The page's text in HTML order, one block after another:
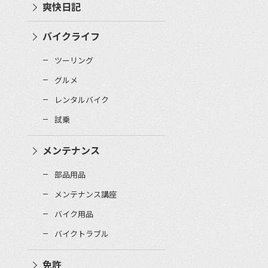
爽快日記
バイクライフ
ツーリング
グルメ
レンタルバイク
試乗
メンテナンス
部品用品
メンテナンス講座
バイク用品
バイクトラブル
免許